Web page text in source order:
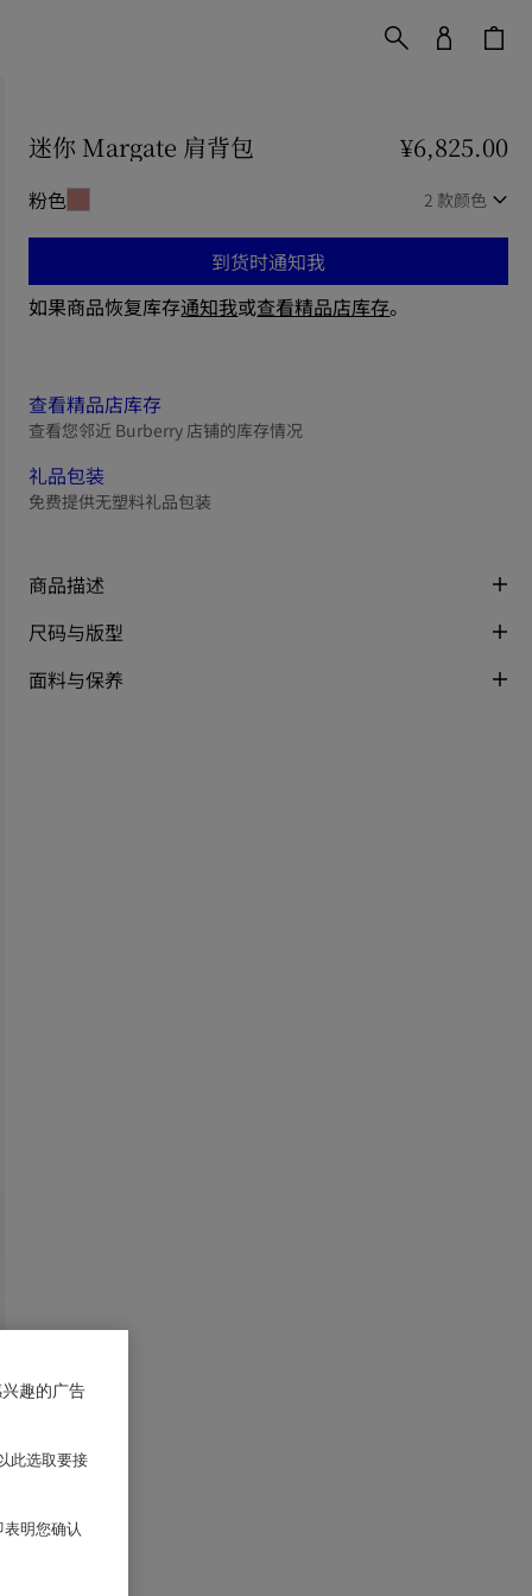
迷你 Margate 肩背包 价格 ¥6,825.00¥6,825.00
粉色 2 款颜色
到货时通知我
如果商品恢复库存通知我或查看精品店库存。
查看精品店库存
查看您邻近 Burberry 店铺的库存情况
礼品包装
免费提供无塑料礼品包装
商品描述
尺码与版型
面料与保养
趣的广告
此选取要接
明您确认